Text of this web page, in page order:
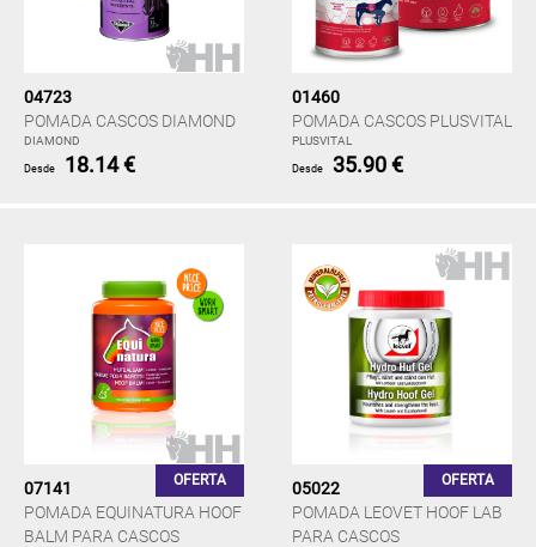
04723
POMADA CASCOS DIAMOND
DIAMOND
Desde 18.14 €
01460
POMADA CASCOS PLUSVITAL
PLUSVITAL
Desde 35.90 €
07141 OFERTA
POMADA EQUINATURA HOOF
BALM PARA CASCOS
05022 OFERTA
POMADA LEOVET HOOF LAB
PARA CASCOS